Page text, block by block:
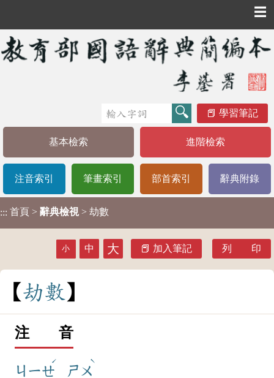
☰
學習筆記
基本檢索 進階檢索
注音索引 筆畫索引 部首索引 辭典附錄
::: 首頁 > 辭典檢視 > 劫數
小 中 大 加入筆記 列 印
劫數
注 音
ㄐㄧㄝ
ˊ
ㄕㄨ
ˋ